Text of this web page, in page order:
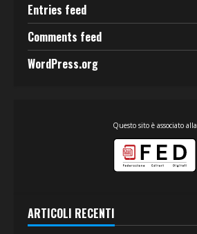
Entries feed
Comments feed
WordPress.org
Questo sito è associato alla
ARTICOLI RECENTI